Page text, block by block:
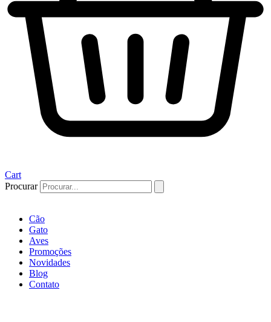
Cart
Procurar
Cão
Gato
Aves
Promoções
Novidades
Blog
Contato